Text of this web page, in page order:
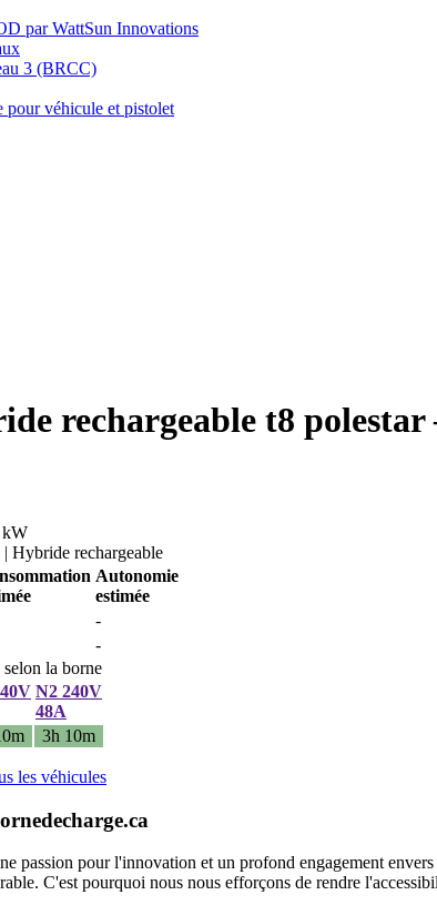
par WattSun Innovations
3 (BRCC)
pour véhicule et pistolet
rechargeable t8 polestar
kW
Hybride rechargeable
Autonomie
estimée
-
-
selon la borne
N2 240V
48A
3h 10m
les véhicules
passion pour l'innovation et un profond engagement
C'est pourquoi nous nous efforçons de rendre